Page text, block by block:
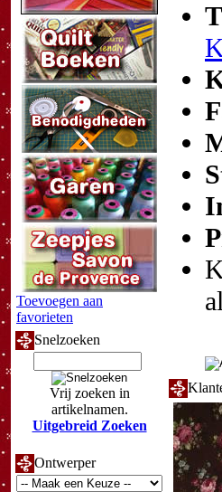
Toevoegen aan
favorieten
Snelzoeken
Vrij zoeken in
artikelnamen.
Uitgebreid Zoeken
Ontwerper